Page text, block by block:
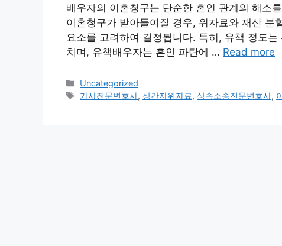
배우자의 이혼청구는 단순한 혼인 관계의 해소
이혼청구가 받아들여질 경우, 위자료와 재산
요소를 고려하여 결정됩니다. 특히, 유책 정도
치며, 유책배우자는 혼인 파탄에 … Read more
Categories
Uncategorized
Tags
가사전문변호사,상간자위자료,상속소송전문변호사,